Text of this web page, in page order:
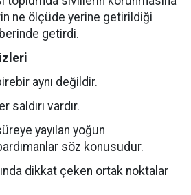
ne ölçüde yerine getirildiği
getirdi.
aynı değildir.
saldırı vardır.
yayılan yoğun
söz konusudur.
dikkat çeken ortak noktalar